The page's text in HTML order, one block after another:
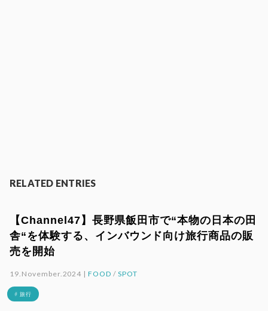
RELATED ENTRIES
【Channel47】長野県飯田市で“本物の日本の田
舎“を体験する、インバウンド向け旅行商品の販
売を開始
19.November.2024 |FOOD / SPOT
# 旅行